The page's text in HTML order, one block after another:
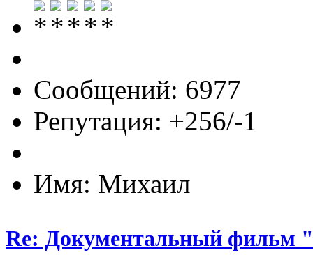
Сообщений: 6977
Репутация: +256/-1
Имя: Михаил
Re: Документальный фильм